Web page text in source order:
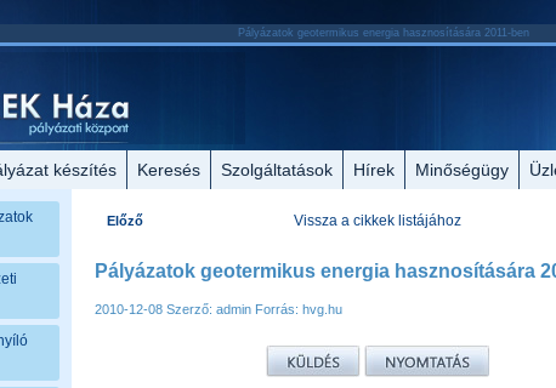
Pályázatok geotermikus energia hasznosítására 2011-ben
készítés Keresés Szolgáltatások Hírek Minőségügy
Előző Vissza a cikkek listájához
Pályázatok geotermikus energia hasznosítására
2010-12-08 Szerző: admin Forrás: hvg.hu